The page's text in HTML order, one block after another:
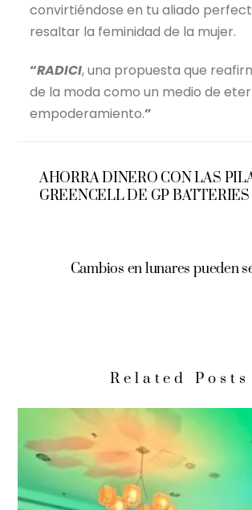
convirtiéndose en tu aliado
resaltar la feminidad de la mujer.
“RADICI, una propuesta que
de la moda como un medio de
empoderamiento.”
AHORRA DINERO CON LAS
GREENCELL DE GP BATTERIES
Cambios en lunares pueden
Related Posts